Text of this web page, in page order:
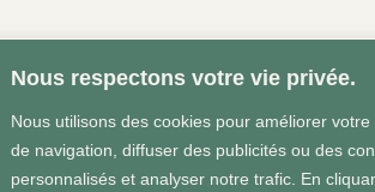
Nous respectons votre vie privée.
Nous utilisons des cookies pour améliorer votre
de navigation, diffuser des publicités ou des
personnalisés et analyser notre trafic. En